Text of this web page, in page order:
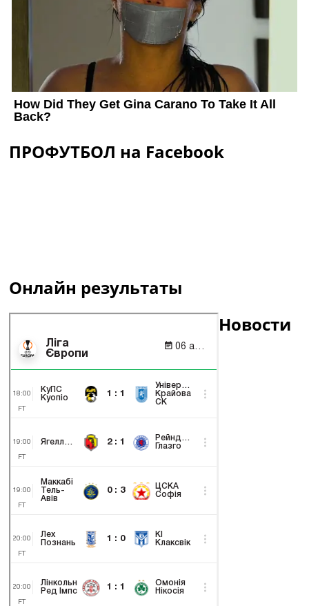
ПРОФУТБОЛ на Facebook
Онлайн результаты
Новости